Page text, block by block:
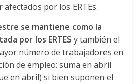
por los ERTEs.
se mantiene como la
por los ERTES y también el
número de trabajadores en
de empleo: suma en abril
en abril) si bien suponen el